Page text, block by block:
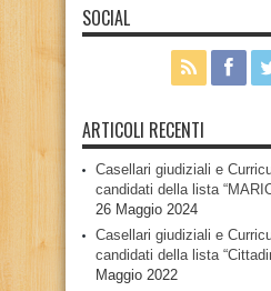
SOCIAL
ARTICOLI RECENTI
Casellari giudiziali e
candidati della lista
26 Maggio 2024
Casellari giudiziali e
candidati della lista
Maggio 2022